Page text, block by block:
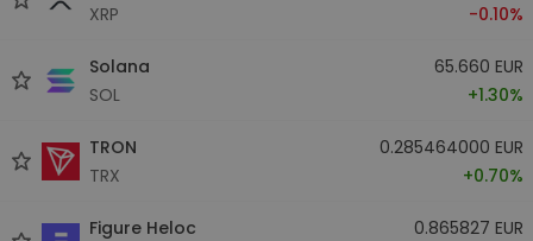
XRP
-0.10%
Solana
SOL
65.660 EUR
+1.30%
TRON
TRX
0.285464000 EUR
+0.70%
Figure Heloc
0.865827 EUR